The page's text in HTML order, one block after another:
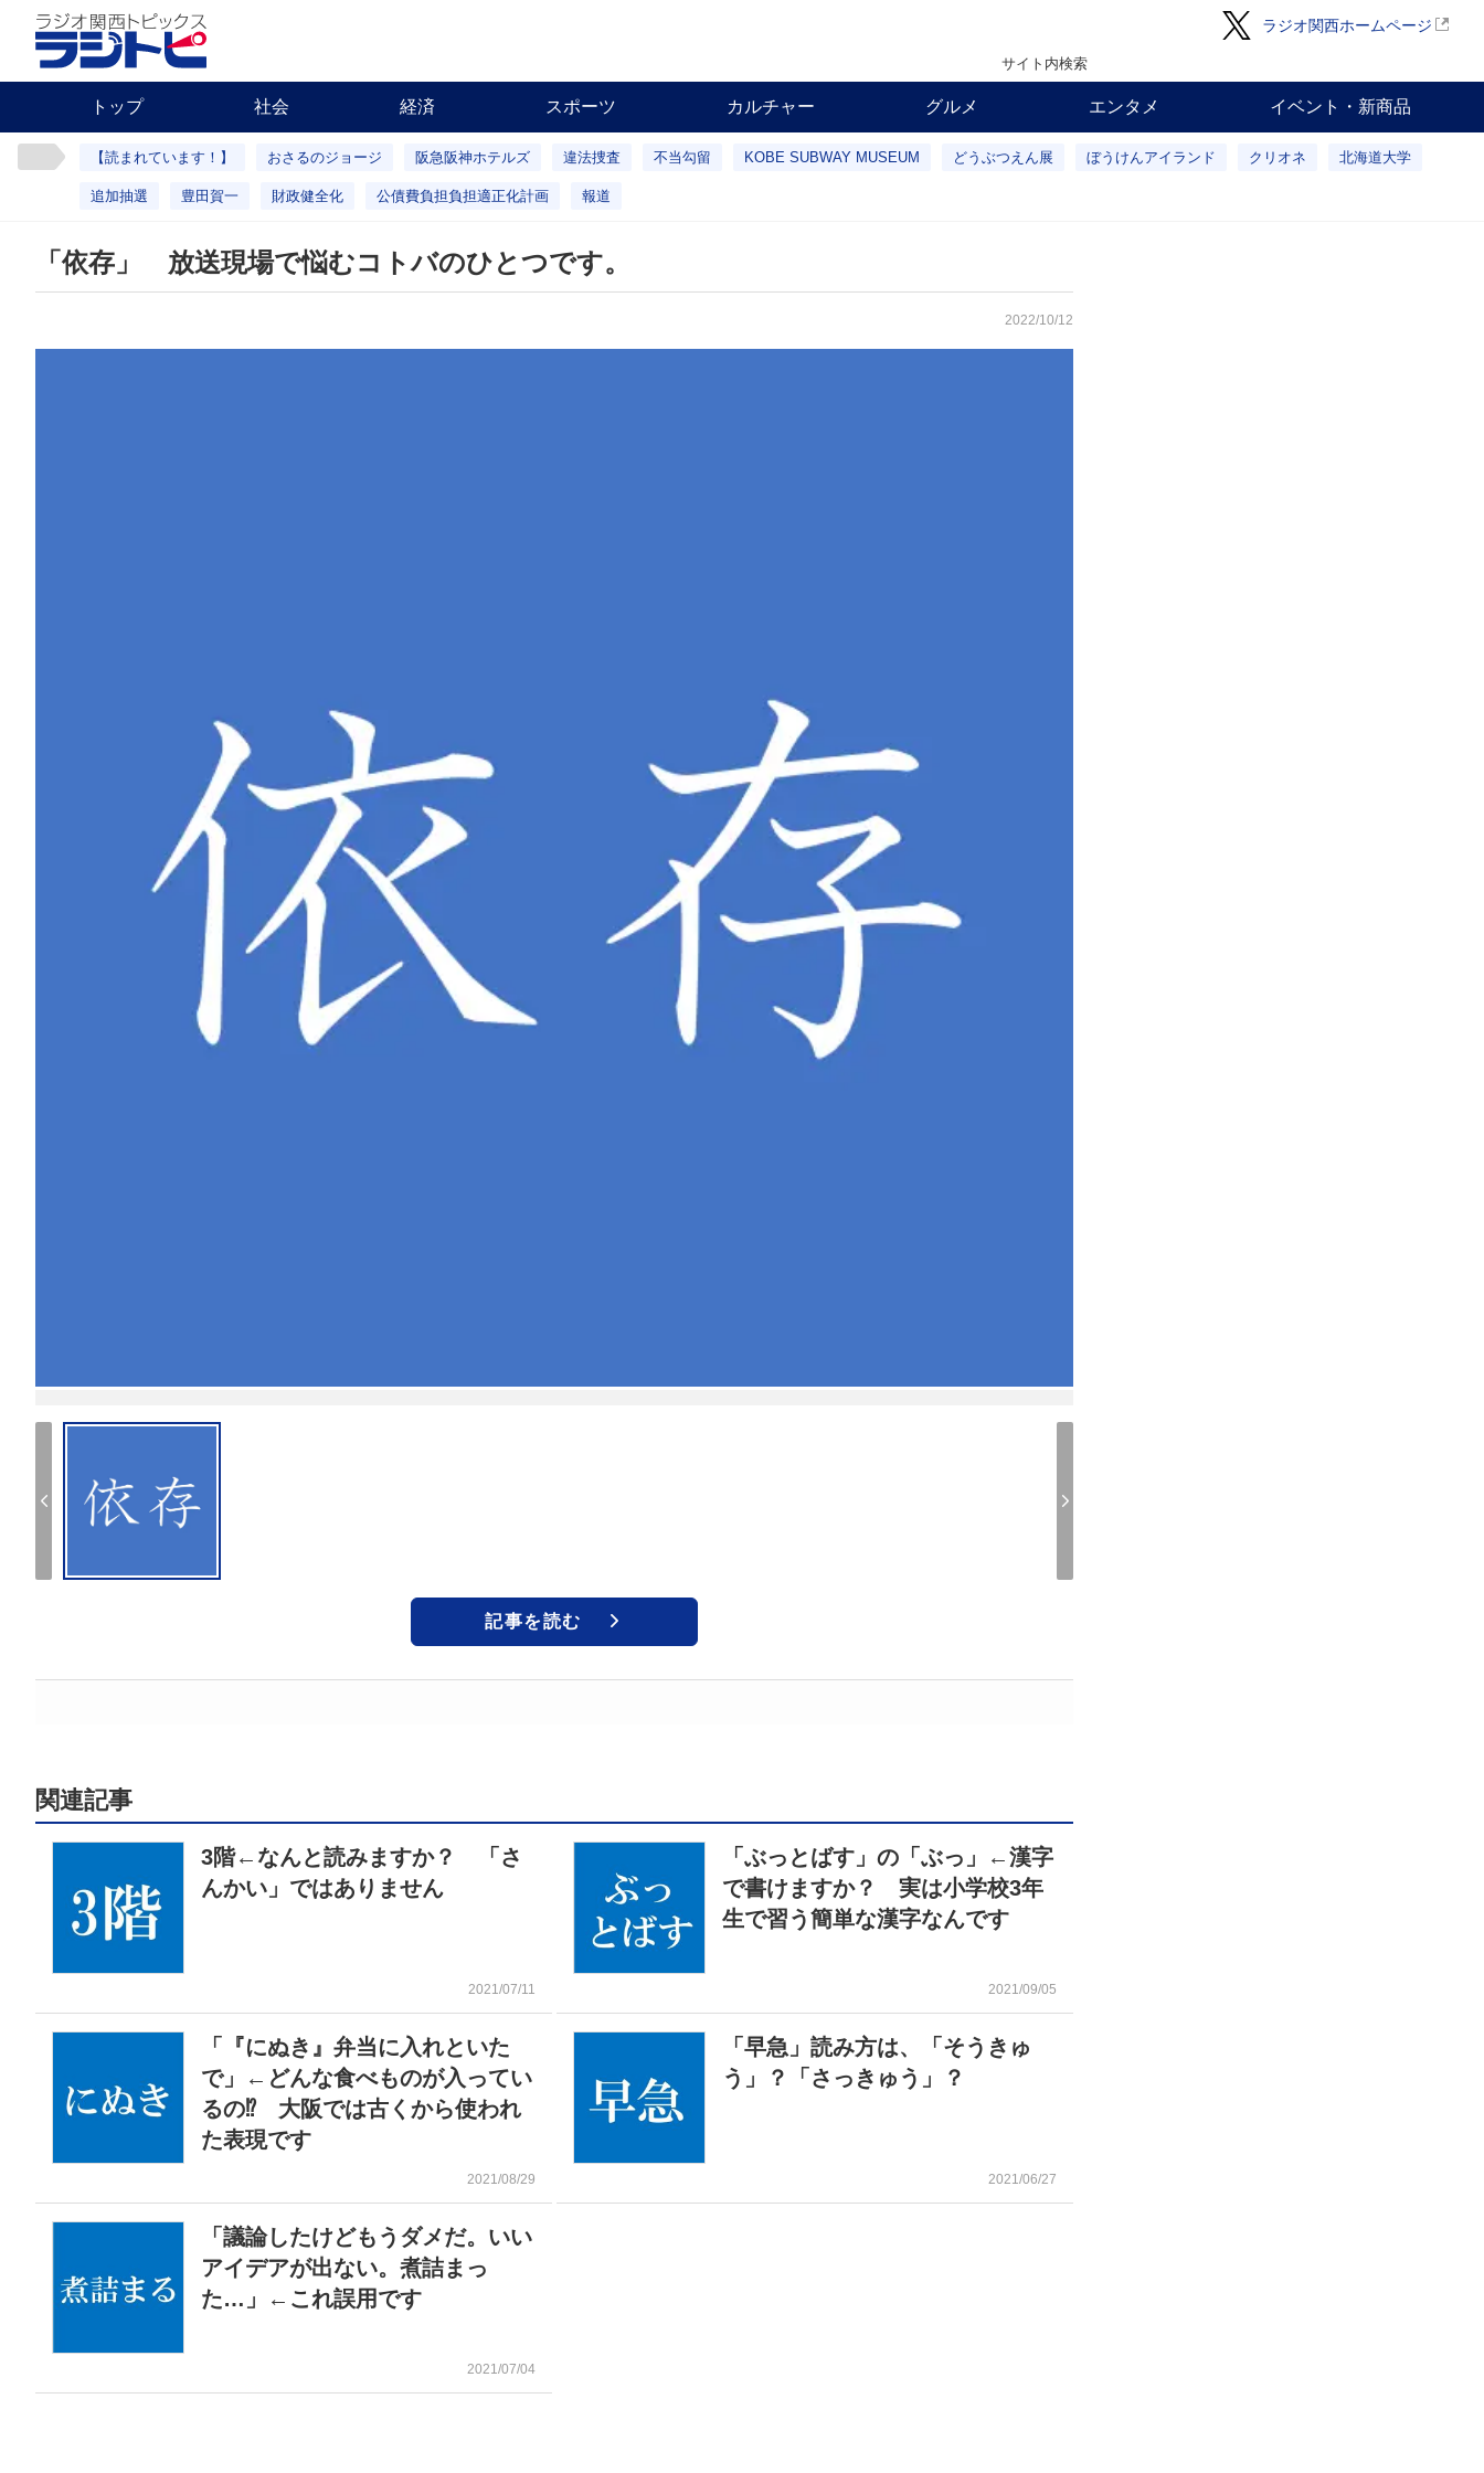
ラジオ関西ホームページ
サイト内検索
トップ 社会 経済 スポーツ カルチャー グルメ エンタメ イベント・新商品
【読まれています！】 おさるのジョージ 阪急阪神ホテルズ 違法捜査 不当勾留 KOBE SUBWAY MUSEUM どうぶつえん展 ぼうけんアイランド クリオネ 北海道大学
追加抽選 豊田賀一 財政健全化 公債費負担負担適正化計画 報道
「依存」 放送現場で悩むコトバのひとつです。
2022/10/12
記事を読む
関連記事
3階←なんと読みますか？ 「さ
んかい」ではありません
2021/07/11
「ぶっとばす」の「ぶっ」←漢字
で書けますか？ 実は小学校3年
生で習う簡単な漢字なんです
2021/09/05
「『にぬき』弁当に入れといた
で」←どんな食べものが入ってい
るの⁉ 大阪では古くから使われ
た表現です
2021/08/29
「早急」読み方は、「そうきゅ
う」？「さっきゅう」？
2021/06/27
「議論したけどもうダメだ。いい
アイデアが出ない。煮詰まっ
た…」←これ誤用です
2021/07/04